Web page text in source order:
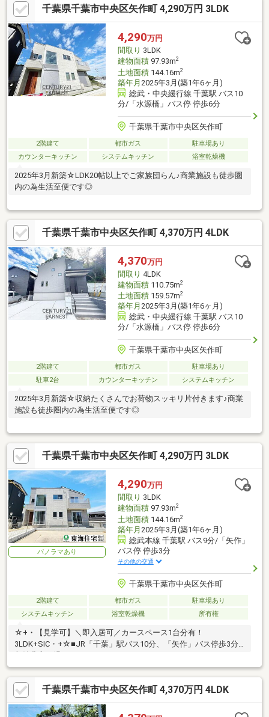
千葉県千葉市中央区矢作町 4,290万円 3LDK
4,290万円
間取り 3LDK
建物面積97.93m2
土地面積144.16m2
築年月 2025年3月(築1年6ヶ月)
総武・中央緩行線 千葉駅 バス10
分/「水源橋」バス停 停歩6分
千葉県千葉市中央区矢作町
2階建て 都市ガス
駐車場あり
カウンターキッチン
システムキッチン 浴室乾燥機
2025年3月新築☆LDK20帖以上でご家族団らん♪商業施設も徒歩圏
内の為生活至便です◎
千葉県千葉市中央区矢作町 4,370万円 4LDK
4,370万円
間取り 4LDK
建物面積110.75m2
土地面積159.57m2
築年月 2025年3月(築1年6ヶ月)
総武・中央緩行線 千葉駅 バス10
分/「水源橋」バス停 停歩6分
千葉県千葉市中央区矢作町
2階建て 都市ガス
駐車場あり
駐車2台
カウンターキッチン システムキッチン
2025年3月新築☆収納たくさんでお荷物スッキリ片付きます♪商業
施設も徒歩圏内の為生活至便です◎
千葉県千葉市中央区矢作町 4,290万円 3LDK
パノラマあり
4,290万円
間取り 3LDK
建物面積97.93m2
土地面積144.16m2
築年月 2025年3月(築1年6ヶ月)
総武本線 千葉駅 バス9分/「矢作」
バス停 停歩3分
その他の交通
千葉県千葉市中央区矢作町
2階建て 都市ガス
駐車場あり
システムキッチン
浴室乾燥機 所有権
☆+・【見学可】＼即入居可／カースペース1台分有！
3LDK+SIC・+☆■JR「千葉」駅バス10分、「矢作」バス停歩3分■
千葉県千葉市中央区矢作町 4,370万円 4LDK